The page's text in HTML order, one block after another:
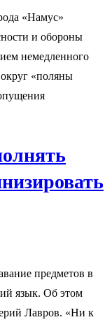
«Намус»
и обороны
немедленного
«поляны
предметов в
язык. Об этом
Лавров. «Ни к